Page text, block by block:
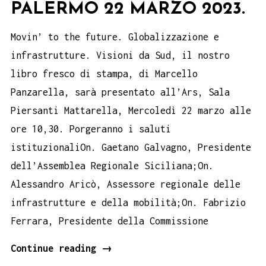
PALERMO 22 MARZO 2023.
Movin’ to the future. Globalizzazione e
infrastrutture. Visioni da Sud, il nostro
libro fresco di stampa, di Marcello
Panzarella, sarà presentato all’Ars, Sala
Piersanti Mattarella, Mercoledì 22 marzo alle
ore 10,30. Porgeranno i saluti
istituzionaliOn. Gaetano Galvagno, Presidente
dell’Assemblea Regionale Siciliana;On.
Alessandro Aricò, Assessore regionale delle
infrastrutture e della mobilità;On. Fabrizio
Ferrara, Presidente della Commissione
Continue reading
Il
→